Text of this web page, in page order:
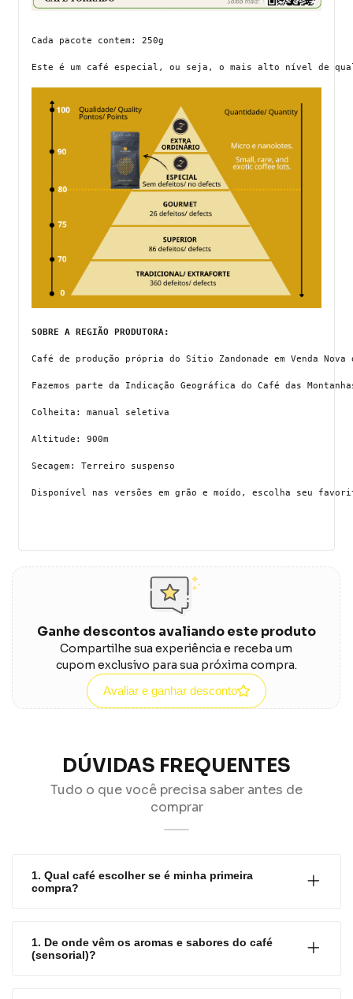
Cada pacote contem: 250g
Este é um café especial, ou seja, o mais alto nível de
SOBRE A REGIÃO PRODUTORA:
Café de produção própria do Sítio Zandonade em Venda
Fazemos parte da Indicação Geográfica do Café das
Colheita: manual seletiva
Altitude: 900m
Secagem: Terreiro suspenso
Disponível nas versões em grão e moído, escolha seu
Ganhe descontos avaliando este produto
Compartilhe sua experiência e receba um
cupom exclusivo para sua próxima compra.
Avaliar e ganhar desconto
DÚVIDAS FREQUENTES
Tudo o que você precisa saber antes de
comprar
1. Qual café escolher se é minha primeira
compra?
1. De onde vêm os aromas e sabores do café
(sensorial)?